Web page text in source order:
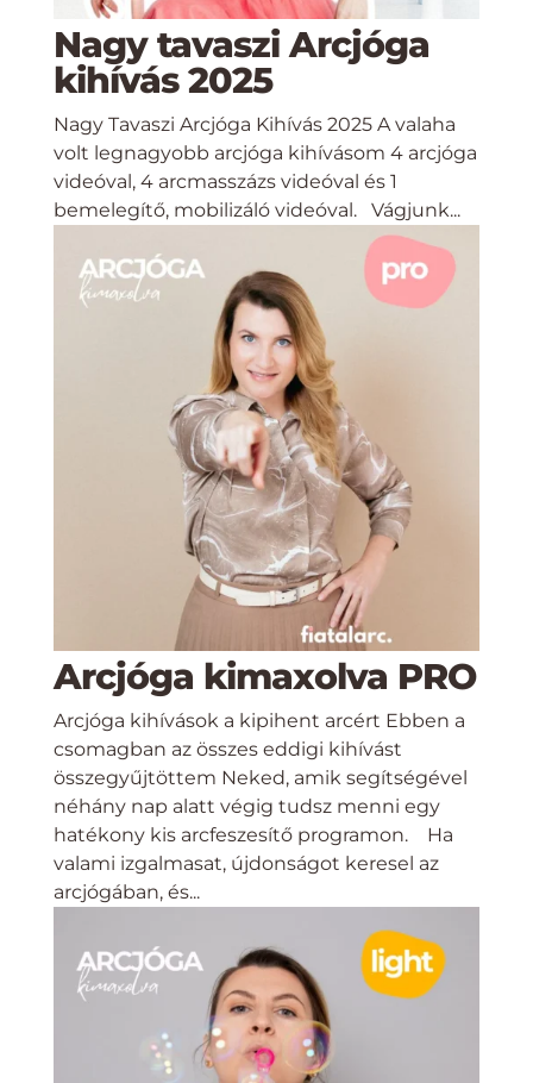
Nagy tavaszi Arcjóga
kihívás 2025
Nagy Tavaszi Arcjóga Kihívás 2025 A valaha
volt legnagyobb arcjóga kihívásom 4 arcjóga
videóval, 4 arcmasszázs videóval és 1
bemelegítő, mobilizáló videóval. Vágjunk...
Arcjóga kimaxolva PRO
Arcjóga kihívások a kipihent arcért Ebben a
csomagban az összes eddigi kihívást
összegyűjtöttem Neked, amik segítségével
néhány nap alatt végig tudsz menni egy
hatékony kis arcfeszesítő programon. Ha
valami izgalmasat, újdonságot keresel az
arcjógában, és...